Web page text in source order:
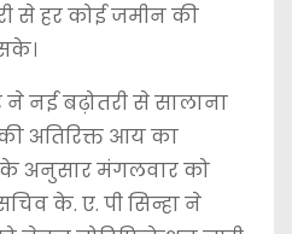
से हर कोई जमीन की
नई बढ़ोतरी से सालाना
अतिरिक्त आय का
के अनुसार मंगलवार को
के. ए. पी सिन्हा ने